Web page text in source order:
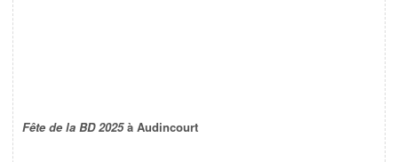
Fête de la BD 2025à Audincourt